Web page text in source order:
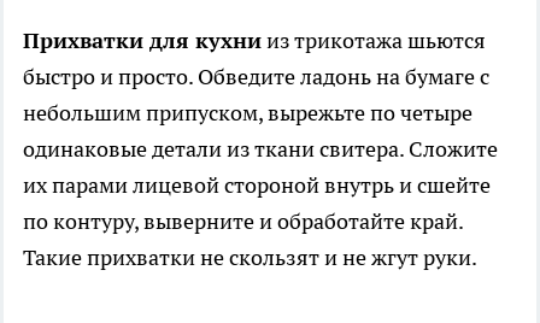
Прихватки для кухнииз трикотажа шьются
быстро и просто. Обведите ладонь на бумаге с
небольшим припуском, вырежьте по четыре
одинаковые детали из ткани свитера. Сложите
их парами лицевой стороной внутрь и сшейте
по контуру, выверните и обработайте край.
Такие прихватки не скользят и не жгут руки.